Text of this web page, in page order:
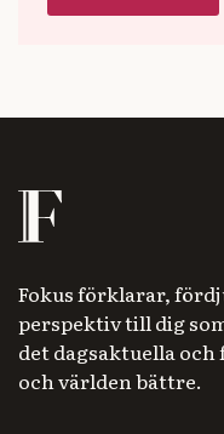
Fokus förklarar,
perspektiv till dig
det dagsaktuella och
och världen bättre.